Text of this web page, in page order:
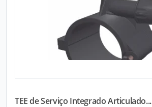
TEE de Serviço Integrado Articulado...